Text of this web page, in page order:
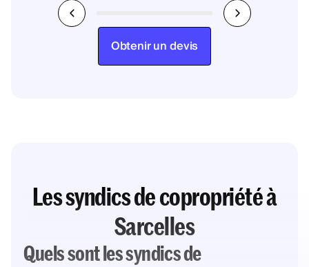
Obtenir un devis
Les syndics de copropriété à
Sarcelles
Quels sont les syndics de